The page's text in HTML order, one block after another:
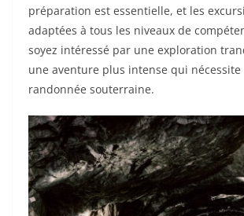
préparation est essentielle, et les
adaptées à tous les niveaux de
soyez intéressé par une exploration
une aventure plus intense qui nécessite
randonnée souterraine.